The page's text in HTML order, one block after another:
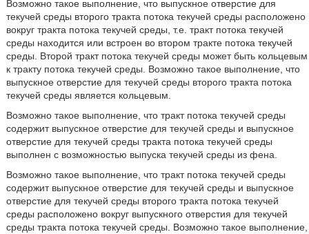
Возможно такое выполнение, что выпускное отверстие для
текучей среды второго тракта потока текучей среды расположено
вокруг тракта потока текучей среды, т.е. тракт потока текучей
среды находится или встроен во втором тракте потока текучей
среды. Второй тракт потока текучей среды может быть кольцевым
к тракту потока текучей среды. Возможно такое выполнение, что
выпускное отверстие для текучей среды второго тракта потока
текучей среды является кольцевым.
Возможно такое выполнение, что тракт потока текучей среды
содержит выпускное отверстие для текучей среды и выпускное
отверстие для текучей среды тракта потока текучей среды
выполнен с возможностью выпуска текучей среды из фена.
Возможно такое выполнение, что тракт потока текучей среды
содержит выпускное отверстие для текучей среды и выпускное
отверстие для текучей среды второго тракта потока текучей
среды расположено вокруг выпускного отверстия для текучей
среды тракта потока текучей среды. Возможно такое выполнение,